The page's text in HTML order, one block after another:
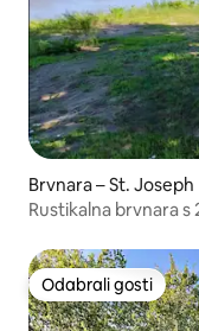
Brvnara – St. Joseph
Rustikalna brvnara s
Odabrali gosti
Odabrali gosti